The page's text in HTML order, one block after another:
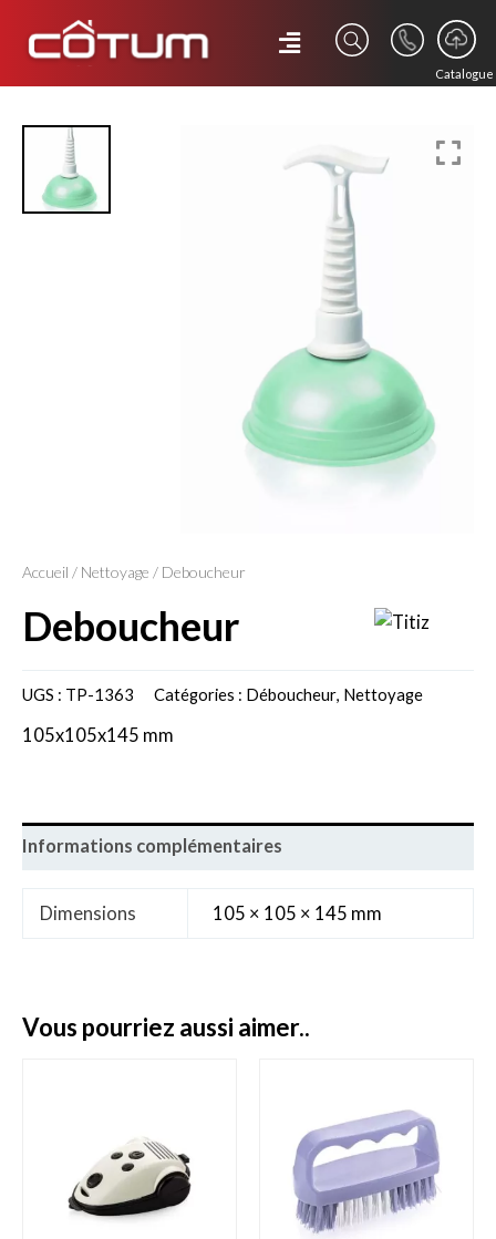
Catalogue
Accueil / Nettoyage / Deboucheur
deboucheur
UGS : TP-1363 Catégories : Déboucheur, Nettoyage
105x105x145 mm
Informations complémentaires
Dimensions 105 × 105 × 145 mm
vous pourriez aussi aimer..